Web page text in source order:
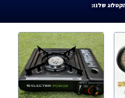
שלנו: